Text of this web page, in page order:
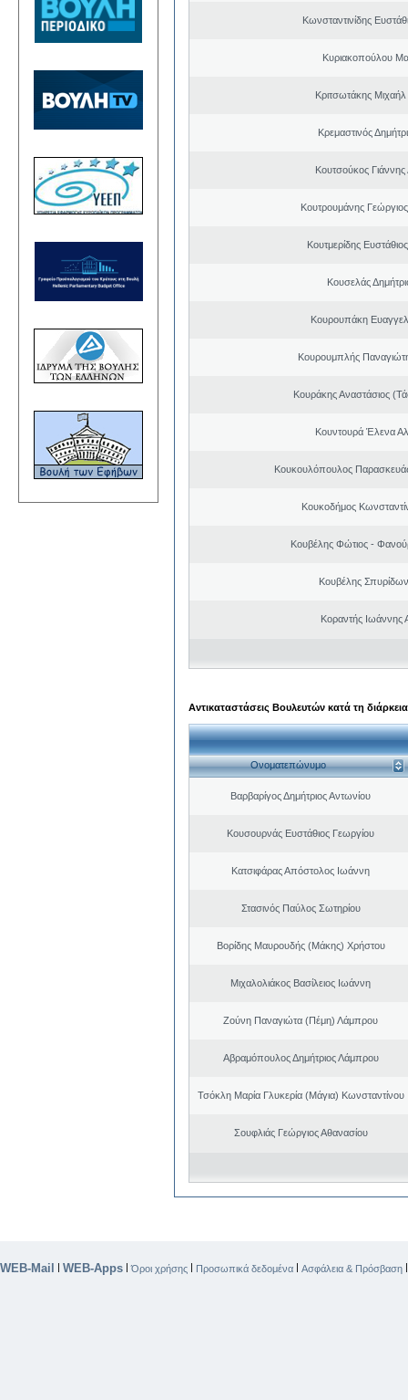
Κωνσταντινίδης
Κυριακοπούλου
Κριτσωτάκης
Κρεμαστινός
Κουτσούκος Γιάννης
Κουτρουμάνης
Κουτμερίδης
Κουσελάς
Κουρουπάκη
Κουρουμπλής
Κουράκης Αναστάσιος
Κουντουρά Έλενα
Κουκουλόπουλος
Κουκοδήμος
Κουβέλης Φώτιος -
Κουβέλης
Κοραντής Ιωάννης
Αντικαταστάσεις Βουλευτών κατά τη
Ονοματεπώνυμο
Βαρβαρίγος Δημήτριος Αντωνίου
Κουσουρνάς Ευστάθιος Γεωργίου
Κατσιφάρας Απόστολος Ιωάννη
Στασινός Παύλος Σωτηρίου
Βορίδης Μαυρουδής (Μάκης) Χρήστου
Μιχαλολιάκος Βασίλειος Ιωάννη
Ζούνη Παναγιώτα (Πέμη) Λάμπρου
Αβραμόπουλος Δημήτριος Λάμπρου
Τσόκλη Μαρία Γλυκερία (Μάγια) Κωνσταντίνου
Σουφλιάς Γεώργιος Αθανασίου
WEB-Mail | WEB-Apps |Όροι χρήσης | Προσωπικά δεδομένα | Ασφάλεια & Πρόσβαση